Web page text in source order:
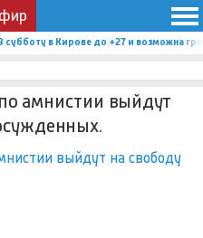
субботу в Кирове до +27 и возможна
амнистии выйдут